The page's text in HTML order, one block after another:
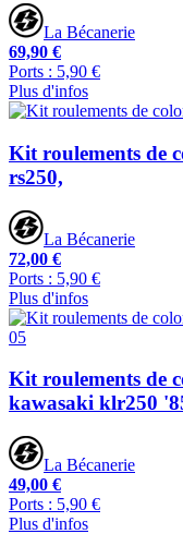
La Bécanerie
69,90 €
Ports : 5,90 €
Plus d'infos
Kit roulements de
rs250,
La Bécanerie
72,00 €
Ports : 5,90 €
Plus d'infos
Kit roulements de
kawasaki klr250
La Bécanerie
49,00 €
Ports : 5,90 €
Plus d'infos